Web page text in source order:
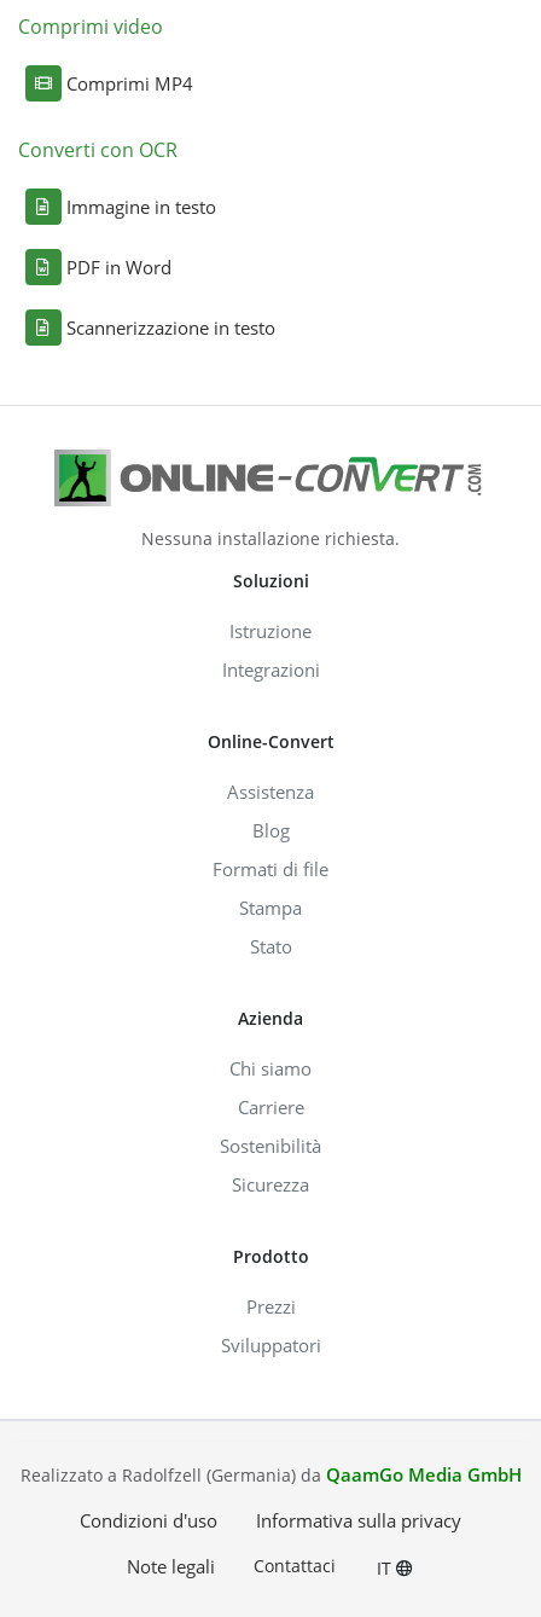
Comprimi video
Comprimi MP4
Converti con OCR
Immagine in testo
PDF in Word
Scannerizzazione in testo
Nessuna installazione richiesta.
Soluzioni
Istruzione
Integrazioni
Online-Convert
Assistenza
Blog
Formati di file
Stampa
Stato
Azienda
Chi siamo
Carriere
Sostenibilità
Sicurezza
Prodotto
Prezzi
Sviluppatori
Realizzato a Radolfzell (Germania) da QaamGo Media GmbH
Condizioni d'uso
Informativa sulla privacy
Note legali
Contattaci IT